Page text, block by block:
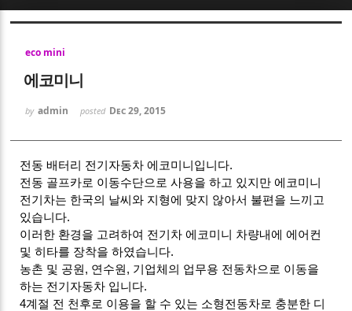
eco mini
에코미니
by admin posted Dec 29, 2015
전동 배터리 전기자동차 에코미니입니다.
전동 골프카로 이동수단으로 사용을 하고 있지만 에코미니
전기차는 한국의 날씨와 지형에 맞지 않아서 불편을 느끼고
있습니다.
이러한 환경을 고려하여 전기차 에코미니 차량내에 에어컨
및 히타를 장착을 하였습니다.
농촌 및 공원, 연수원, 기업체의 업무용 전동차으로 이동을
하는 전기자동차 입니다.
4계절 전 천후로 이용을 할 수 있는 소형전동차로 충분한 디
Sketchbook5, 스케치북5
Sketchbook5, 스케치북5